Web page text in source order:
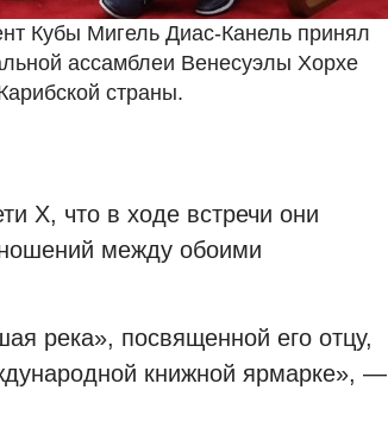
Кубы Мигель Диас-Канель принял
ассамблеи Венесуэлы Хорхе
страны.
X, что в ходе встречи они
между обоими
река», посвященной его отцу,
книжной ярмарке», —